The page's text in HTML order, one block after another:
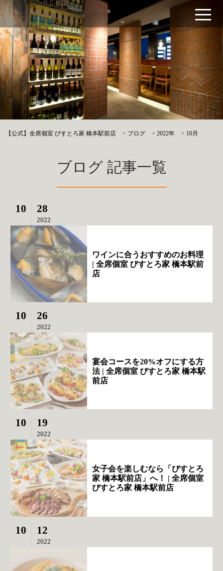
【公式】全席個室 びすとろ家 橋本駅前店 > ブログ >2022年 > 10月
ブログ 記事一覧
10 28
2022
ワインに合うおすすめのお料理
| 全席個室 びすとろ家 橋本駅前
店
10 26
2022
宴会コースを20%オフにする方
法 | 全席個室 びすとろ家 橋本駅
前店
10 19
2022
女子会を楽しむなら「びすとろ
家 橋本駅前店」へ！ | 全席個室
びすとろ家 橋本駅前店
10 12
2022